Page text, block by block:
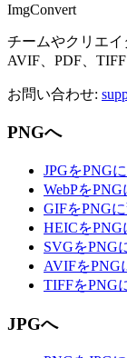
ImgConvert
チームやクリエイ
AVIF、PDF、
お問い合わせ:
PNGへ
JPGをPNG
WebPを
GIFをPNG
HEICをPNG
SVGをPNG
AVIFをPNG
TIFFをPNG
JPGへ